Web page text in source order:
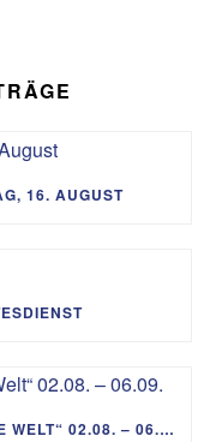
16. AUGUST
PREDIGTREIHE „MIT GOTT UM DIE WELT“ 02.08. – 06.09.